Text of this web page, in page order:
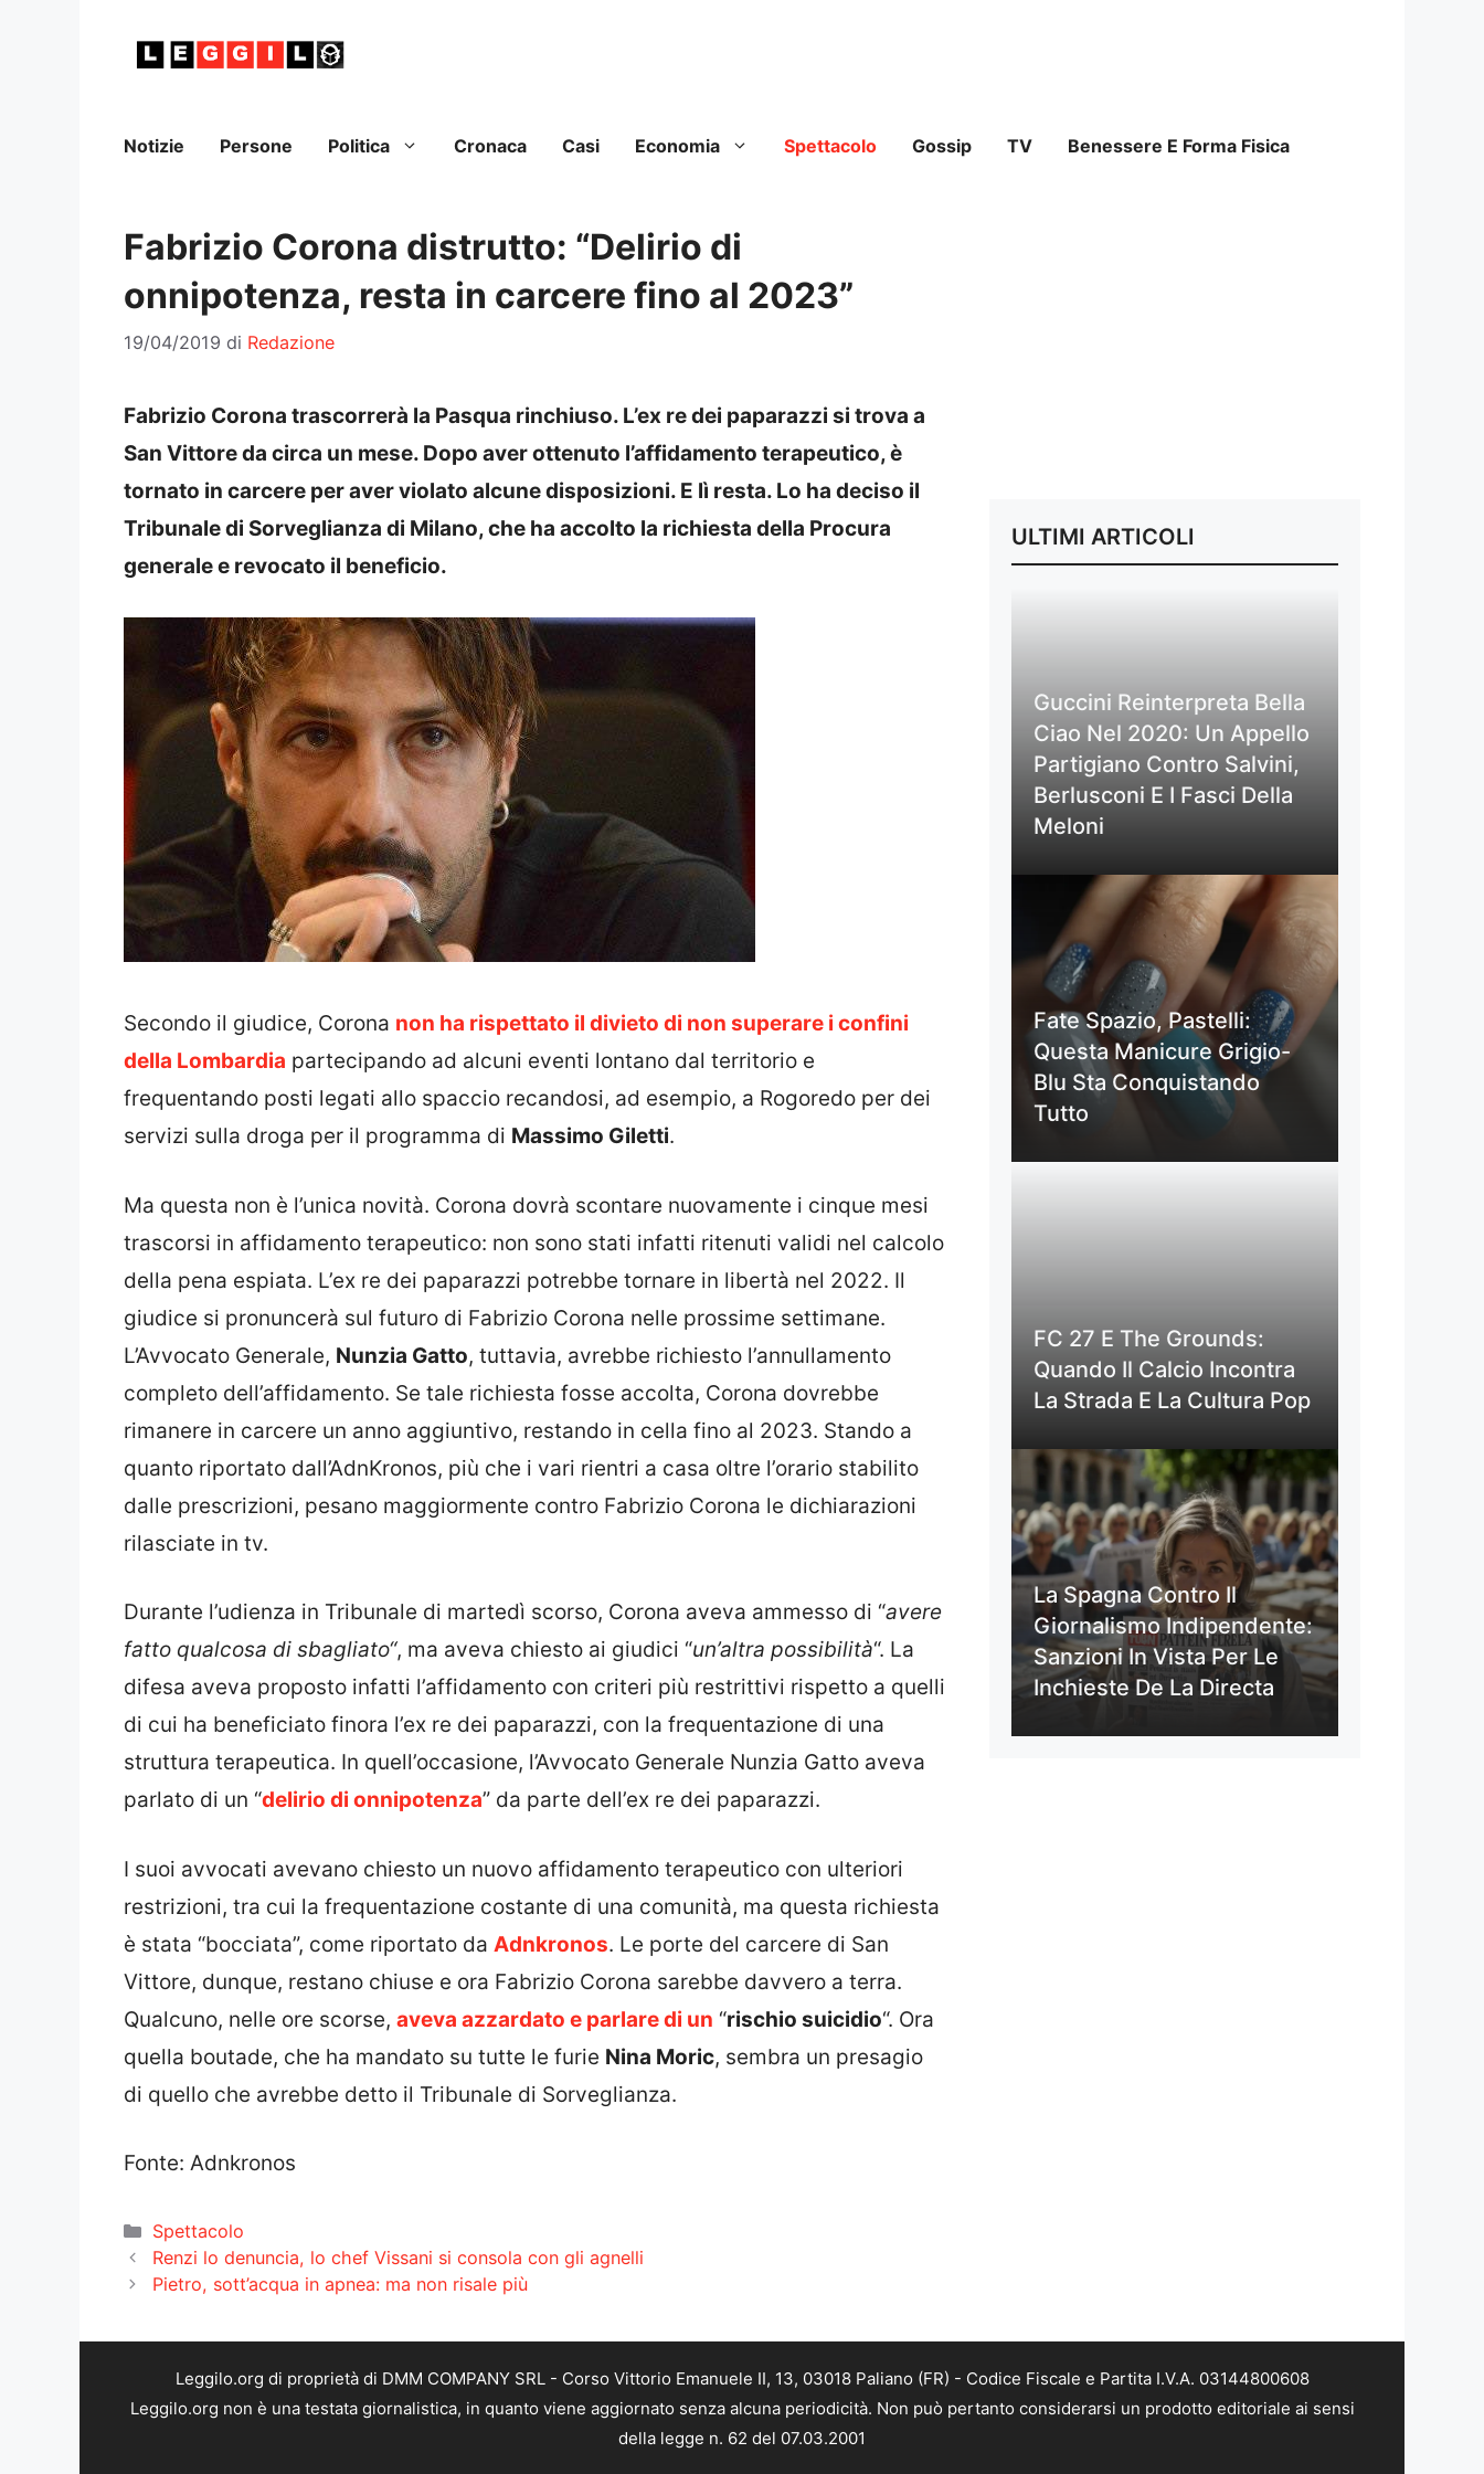
Notizie Persone Politica Cronaca Casi Economia Spettacolo Gossip TV Benessere E Forma Fisica
Fabrizio Corona distrutto: “Delirio di
onnipotenza, resta in carcere fino al 2023”
19/04/2019 di Redazione
Fabrizio Corona trascorrerà la Pasqua rinchiuso. L’ex re dei paparazzi si trova a
San Vittore da circa un mese. Dopo aver ottenuto l’affidamento terapeutico, è
tornato in carcere per aver violato alcune disposizioni. E lì resta. Lo ha deciso il
Tribunale di Sorveglianza di Milano, che ha accolto la richiesta della Procura
generale e revocato il beneficio.
Secondo il giudice, Corona non ha rispettato il divieto di non superare i confini
della Lombardia partecipando ad alcuni eventi lontano dal territorio e
frequentando posti legati allo spaccio recandosi, ad esempio, a Rogoredo per dei
servizi sulla droga per il programma di Massimo Giletti.
Ma questa non è l’unica novità. Corona dovrà scontare nuovamente i cinque mesi
trascorsi in affidamento terapeutico: non sono stati infatti ritenuti validi nel calcolo
della pena espiata. L’ex re dei paparazzi potrebbe tornare in libertà nel 2022. Il
giudice si pronuncerà sul futuro di Fabrizio Corona nelle prossime settimane.
L’Avvocato Generale, Nunzia Gatto, tuttavia, avrebbe richiesto l’annullamento
completo dell’affidamento. Se tale richiesta fosse accolta, Corona dovrebbe
rimanere in carcere un anno aggiuntivo, restando in cella fino al 2023. Stando a
quanto riportato dall’AdnKronos, più che i vari rientri a casa oltre l’orario stabilito
dalle prescrizioni, pesano maggiormente contro Fabrizio Corona le dichiarazioni
rilasciate in tv.
Durante l’udienza in Tribunale di martedì scorso, Corona aveva ammesso di “avere
fatto qualcosa di sbagliato“, ma aveva chiesto ai giudici “un’altra possibilità“. La
difesa aveva proposto infatti l’affidamento con criteri più restrittivi rispetto a quelli
di cui ha beneficiato finora l’ex re dei paparazzi, con la frequentazione di una
struttura terapeutica. In quell’occasione, l’Avvocato Generale Nunzia Gatto aveva
parlato di un “delirio di onnipotenza” da parte dell’ex re dei paparazzi.
I suoi avvocati avevano chiesto un nuovo affidamento terapeutico con ulteriori
restrizioni, tra cui la frequentazione costante di una comunità, ma questa richiesta
è stata “bocciata”, come riportato da Adnkronos. Le porte del carcere di San
Vittore, dunque, restano chiuse e ora Fabrizio Corona sarebbe davvero a terra.
Qualcuno, nelle ore scorse, aveva azzardato e parlare di un “rischio suicidio“. Ora
quella boutade, che ha mandato su tutte le furie Nina Moric, sembra un presagio
di quello che avrebbe detto il Tribunale di Sorveglianza.
Fonte: Adnkronos
Categorie
Spettacolo
Renzi lo denuncia, lo chef Vissani si consola con gli agnelli
Pietro, sott’acqua in apnea: ma non risale più
ULTIMI ARTICOLI
Guccini Reinterpreta Bella
Ciao Nel 2020: Un Appello
Partigiano Contro Salvini,
Berlusconi E I Fasci Della
Meloni
Fate Spazio, Pastelli:
Questa Manicure Grigio-
Blu Sta Conquistando
Tutto
FC 27 E The Grounds:
Quando Il Calcio Incontra
La Strada E La Cultura Pop
La Spagna Contro Il
Giornalismo Indipendente:
Sanzioni In Vista Per Le
Inchieste De La Directa
Leggilo.org di proprietà di DMM COMPANY SRL - Corso Vittorio Emanuele II, 13, 03018 Paliano (FR) - Codice Fiscale e Partita I.V.A. 03144800608
Leggilo.org non è una testata giornalistica, in quanto viene aggiornato senza alcuna periodicità. Non può pertanto considerarsi un prodotto editoriale ai sensi
della legge n. 62 del 07.03.2001